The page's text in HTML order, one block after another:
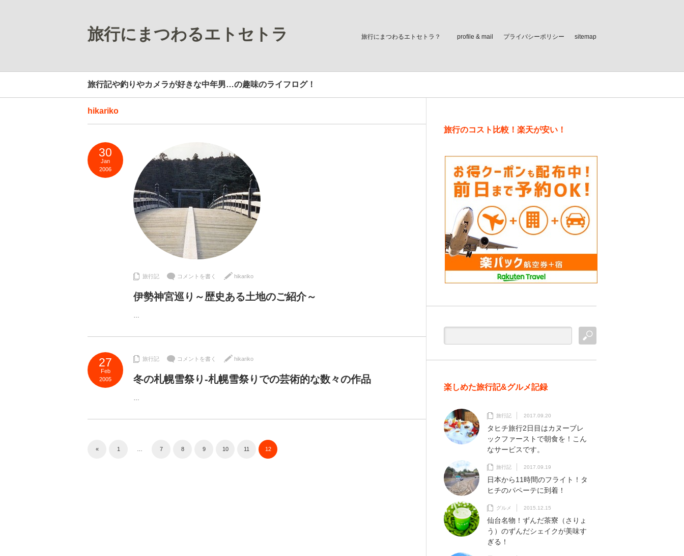
旅行にまつわるエトセトラ 旅行にまつわるエトセトラ？ profile & mail プライバシーポリシー sitemap
旅行記や釣りやカメラが好きな中年男…の趣味のライフログ！
hikariko
30
Jan
2006
旅行記 コメントを書く hikariko
伊勢神宮巡り～歴史ある土地のご紹介～
…
27
Feb
2005
旅行記 コメントを書く hikariko
冬の札幌雪祭り-札幌雪祭りでの芸術的な数々の作品
…
« 1 7 8 9 10 11 12
旅行のコスト比較！楽天が安い！
楽しめた旅行記&グルメ記録
旅行記 2017.09.20
タヒチ旅行2日目はカヌーブレ
ックファーストで朝食を！こん
なサービスです。
旅行記 2017.09.19
日本から11時間のフライト！タ
ヒチのパペーテに到着！
グルメ 2015.12.15
仙台名物！ずんだ茶寮（さりょ
う）のずんだシェイクが美味す
ぎる！